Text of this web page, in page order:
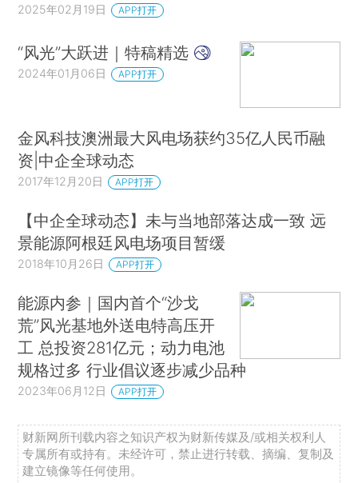
2025年02月19日 APP打开
“风光”大跃进｜特稿精选
2024年01月06日 APP打开
金风科技澳洲最大风电场获约35亿人民币融
资|中企全球动态
2017年12月20日 APP打开
【中企全球动态】未与当地部落达成一致 远
景能源阿根廷风电场项目暂缓
2018年10月26日 APP打开
能源内参｜国内首个“沙戈
荒”风光基地外送电特高压开
工 总投资281亿元；动力电池
规格过多 行业倡议逐步减少品种
2023年06月12日 APP打开
财新网所刊载内容之知识产权为财新传媒及/或相关权利人
专属所有或持有。未经许可，禁止进行转载、摘编、复制及
建立镜像等任何使用。